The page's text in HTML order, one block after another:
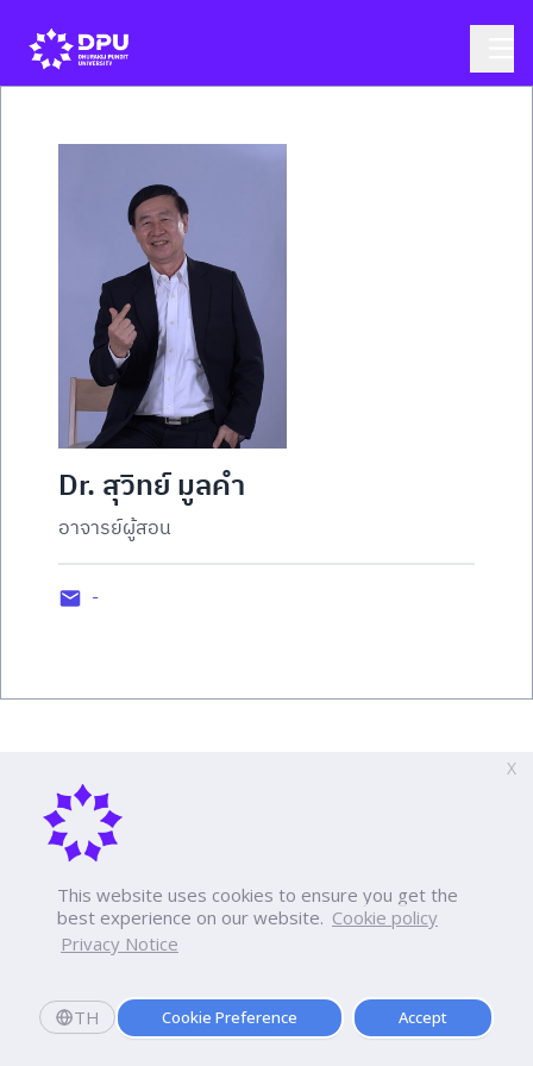
This website uses cookies to ensure you get the
best experience on our website. Cookie policy
Privacy Notice
TH Cookie Preference Accept
X
Dr. สุวิทย์ มูลคำ
อาจารย์ผู้สอน
-